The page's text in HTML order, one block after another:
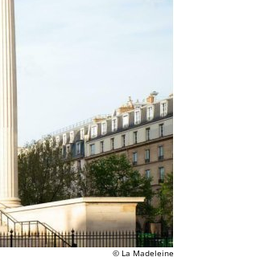
© La Madeleine